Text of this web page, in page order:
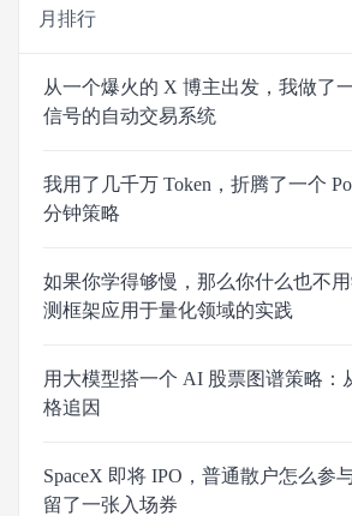
月排行
从一个爆火的 X 博主出发，我做了
信号的自动交易系统
我用了几千万 Token，折腾了一个
分钟策略
如果你学得够慢，那么你什么也不
测框架应用于量化领域的实践
用大模型搭一个 AI 股票图谱策略：
格追因
SpaceX 即将 IPO，普通散户怎么参
留了一张入场券